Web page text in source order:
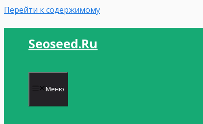
Перейти к содержимому
Seoseed.ru
Меню